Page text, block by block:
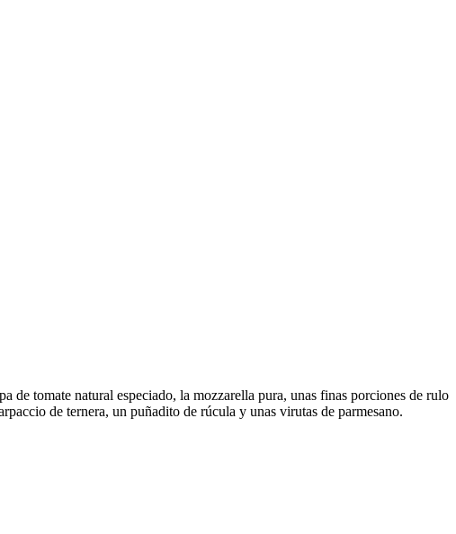
de tomate natural especiado, la mozzarella pura, unas finas porciones de rulo
de ternera, un puñadito de rúcula y unas virutas de parmesano.